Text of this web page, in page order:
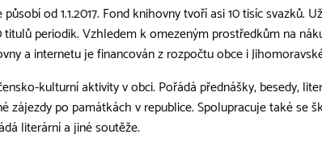
působí od 1.1.2017. Fond knihovny tvoří asi 10 tisíc svazků.
periodik. Vzhledem k omezeným prostředkům na
a internetu je financován z rozpočtu obce i
kulturní aktivity v obci. Pořádá přednášky, besedy,
zájezdy po památkách v republice. Spolupracuje také se
literární a jiné soutěže.